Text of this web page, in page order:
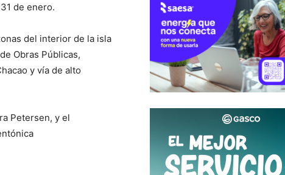
de enero.
del interior de la isla
Obras Públicas,
y vía de alto
Petersen, y el